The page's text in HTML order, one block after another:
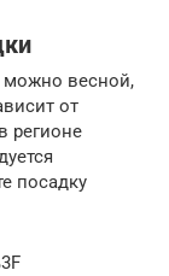
можно весной,
от
регионе
посадку